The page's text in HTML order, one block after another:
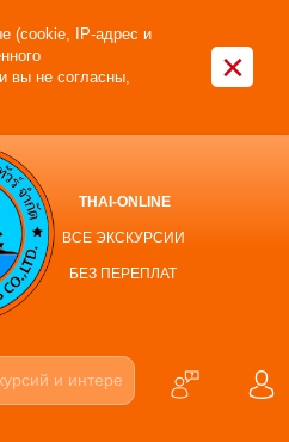
(cookie, IP-адрес и
вы не согласны,
×
THAI-ONLINE
ВСЕ ЭКСКУРСИИ
БЕЗ ПЕРЕПЛАТ